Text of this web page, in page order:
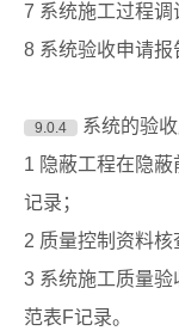
7 系统施工过程调
8 系统验收申请报
9.0.4
系统的验
1 隐蔽工程在隐
记录；
2 质量控制资料核
3 系统施工质量
范表F记录。